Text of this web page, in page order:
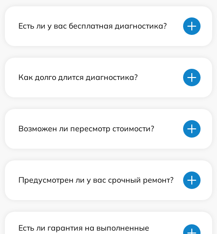
Есть ли у вас бесплатная диагностика?
Как долго длится диагностика?
Возможен ли пересмотр стоимости?
Предусмотрен ли у вас срочный ремонт?
Есть ли гарантия на выполненные